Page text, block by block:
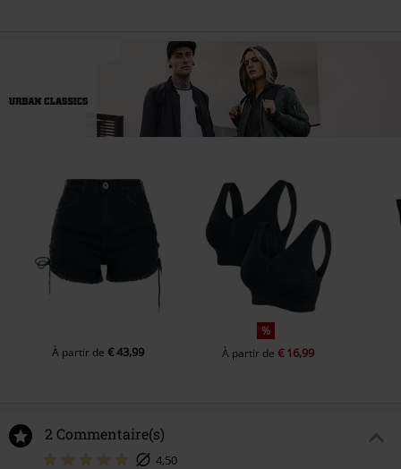
À partir de€ 43,99
%
À partir de€ 16,99
2 Commentaire(s)
4,50